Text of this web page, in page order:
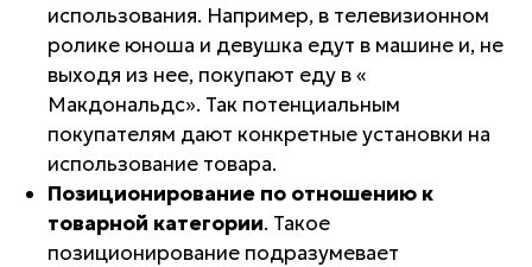
использования. Например, в телевизионном
ролике юноша и девушка едут в машине и, не
выходя из нее, покупают еду в «
Макдональдс». Так потенциальным
покупателям дают конкретные установки на
использование товара.
Позиционирование по отношению к
товарной категории. Такое
позиционирование подразумевает